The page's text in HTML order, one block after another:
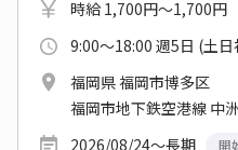
時給 1,700円～1,700円
9:00～18:00 週5日 (土日
福岡県 福岡市博多区
福岡市地下鉄空港線 中
2026/08/24～長期
開